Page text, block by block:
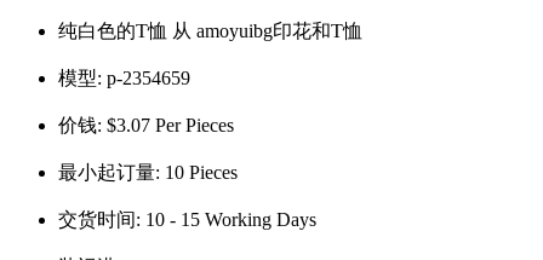
纯白色的T恤 从 amoyuibg印花和T恤
模型: p-2354659
价钱: $3.07 Per Pieces
最小起订量: 10 Pieces
交货时间: 10 - 15 Working Days